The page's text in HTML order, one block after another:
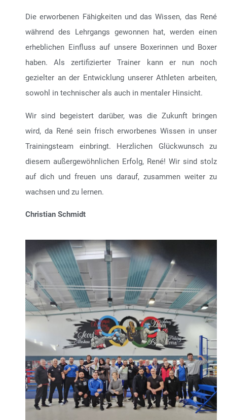
Die erworbenen Fähigkeiten und das Wissen, das René
während des Lehrgangs gewonnen hat, werden einen
erheblichen Einfluss auf unsere Boxerinnen und Boxer
haben. Als zertifizierter Trainer kann er nun noch
gezielter an der Entwicklung unserer Athleten arbeiten,
sowohl in technischer als auch in mentaler Hinsicht.
Wir sind begeistert darüber, was die Zukunft bringen
wird, da René sein frisch erworbenes Wissen in unser
Trainingsteam einbringt. Herzlichen Glückwunsch zu
diesem außergewöhnlichen Erfolg, René! Wir sind stolz
auf dich und freuen uns darauf, zusammen weiter zu
wachsen und zu lernen.
Christian Schmidt